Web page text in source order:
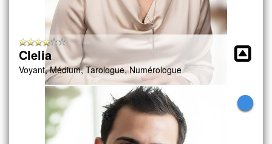
Clelia
Voyant, Médium, Tarologue, Numérologue